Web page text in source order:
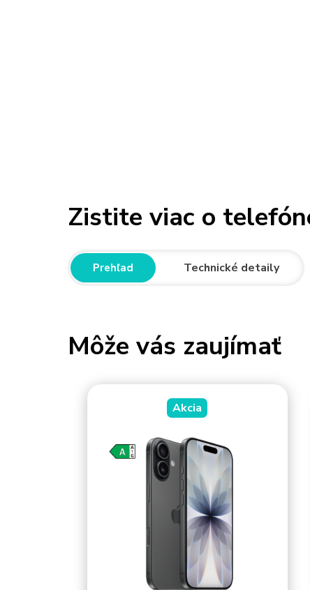
Zistite viac o
Prehľad Technické detaily
Môže vás zaujímať
Akcia